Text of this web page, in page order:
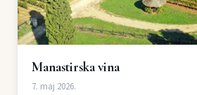
Manastirska vina
7. maj 2026.